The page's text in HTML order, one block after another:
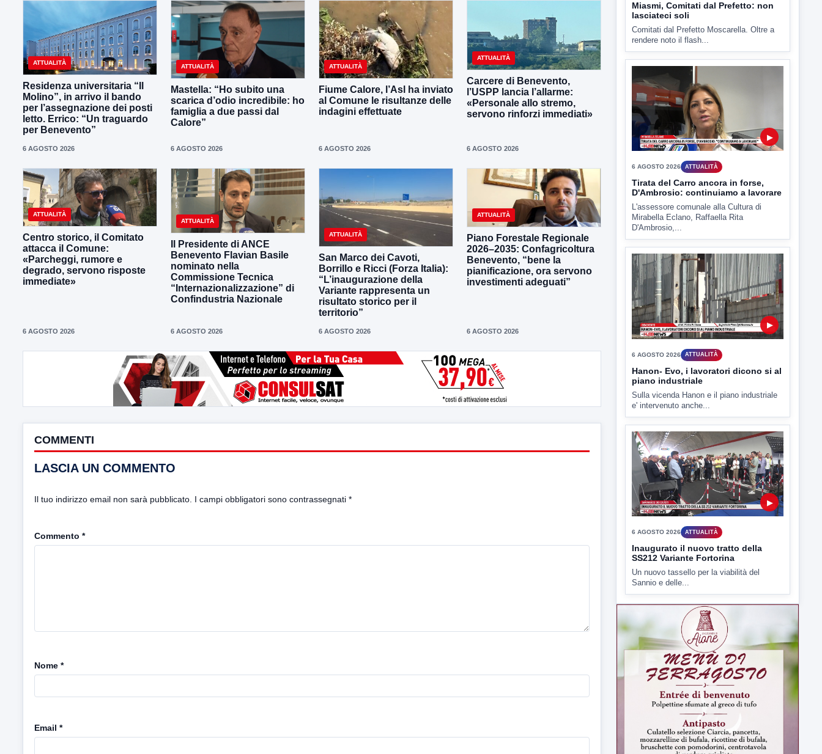
ATTUALITÀ
Residenza universitaria “Il
Molino”, in arrivo il bando
per l’assegnazione dei posti
letto. Errico: “Un traguardo
per Benevento”
6 AGOSTO 2026
ATTUALITÀ
Mastella: “Ho subito una
scarica d’odio incredibile: ho
famiglia a due passi dal
Calore”
6 AGOSTO 2026
ATTUALITÀ
Fiume Calore, l’Asl ha inviato
al Comune le risultanze delle
indagini effettuate
6 AGOSTO 2026
ATTUALITÀ
Carcere di Benevento,
l’USPP lancia l’allarme:
«Personale allo stremo,
servono rinforzi immediati»
6 AGOSTO 2026
ATTUALITÀ
Centro storico, il Comitato
attacca il Comune:
«Parcheggi, rumore e
degrado, servono risposte
immediate»
6 AGOSTO 2026
ATTUALITÀ
Il Presidente di ANCE
Benevento Flavian Basile
nominato nella
Commissione Tecnica
“Internazionalizzazione” di
Confindustria Nazionale
6 AGOSTO 2026
ATTUALITÀ
San Marco dei Cavoti,
Borrillo e Ricci (Forza Italia):
“L’inaugurazione della
Variante rappresenta un
risultato storico per il
territorio”
6 AGOSTO 2026
ATTUALITÀ
Piano Forestale Regionale
2026–2035: Confagricoltura
Benevento, “bene la
pianificazione, ora servono
investimenti adeguati”
6 AGOSTO 2026
COMMENTI
LASCIA UN COMMENTO
Il tuo indirizzo email non sarà pubblicato. I campi obbligatori sono contrassegnati *
Commento *
Nome *
Email *
▶
Miasmi, Comitati dal Prefetto: non
lasciateci soli
rendere noto il flash...
Tirata del Carro ancora in forse,
D'Ambrosio: continuiamo a lavorare
L'assessore comunale alla Cultura di
Mirabella Eclano, Raffaella Rita
D'Ambrosio,...
▶
Hanon- Evo, i lavoratori dicono si al
piano industriale
Sulla vicenda Hanon e il piano industriale
e' intervenuto anche...
ATTUALITÀ
Inaugurato il nuovo tratto della
SS212 Variante Fortorina
Un nuovo tassello per la viabilità del
Sannio e delle...